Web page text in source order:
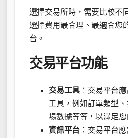
選擇交易所時，需要比較不
選擇費用最合理、最適合您
台。
交易平台功能
交易工具 ：交易平台
工具，例如訂單類型
場數據等等，以滿足您
資訊平台 ：交易平台